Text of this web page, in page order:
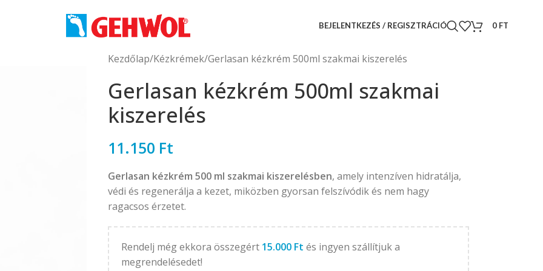
BEJELENTKEZÉS / REGISZTRÁCIÓ 0 FT
Kezdőlap Kézkrémek Gerlasan kézkrém 500ml szakmai kiszerelés
Gerlasan kézkrém 500ml szakmai
kiszerelés
11.150 Ft
Gerlasan kézkrém 500 ml szakmai kiszerelésben, amely intenzíven hidratálja,
védi és regenerálja a kezet, miközben gyorsan felszívódik és nem hagy
ragacsos érzetet.
Rendelj még ekkora összegért 15.000 Ft és ingyen szállítjuk a
megrendelésedet!